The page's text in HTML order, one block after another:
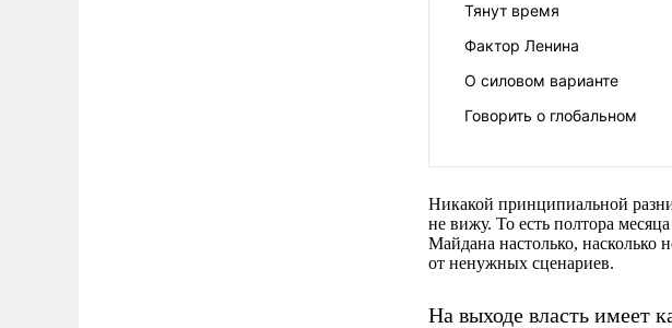
Тянут время
Фактор Ленина
О силовом варианте
Говорить о глобальном
Никакой принципиальной
не вижу. То есть полтора
Майдана настолько, насколько
от ненужных сценариев.
На выходе власть имеет